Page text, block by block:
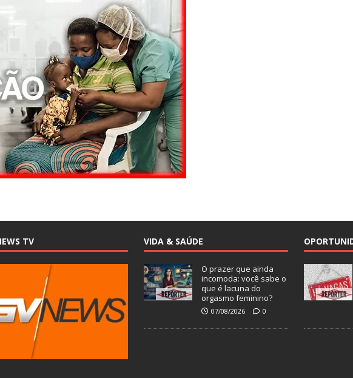
TV VIDA & SAÚDE
O prazer que ainda
incomoda: você sabe o
que é lacuna do
orgasmo feminino?
07/08/2026 0